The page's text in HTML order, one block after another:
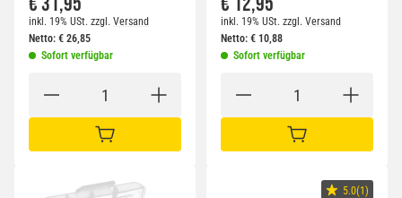
inkl. 19% USt. zzgl. Versand
Netto: € 26,85
Sofort verfügbar
IN DEN WARENKORB
inkl. 19% USt. zzgl. Versand
Netto: € 10,88
Sofort verfügbar
IN DEN WARENKORB
5.0(1)